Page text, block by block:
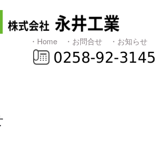
・Home ・お問合せ ・お知らせ